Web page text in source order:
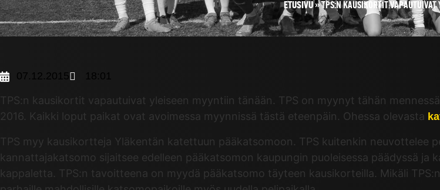
ETUSIVU»TPS:N KAUSIKORTIT VAPAUTUIVAT
07.12.2015 18:01
TPS:n kausikortit vapautuivat yleiseen myyntiin tänään. TPS on myynyt tähän
2016. Kaikki loput paikat ovat avoimessa myynnissä tästä eteenpäin. Ohessa olevasta
TPS myy kausikortteja Yläkentän katettuun pääkatsomoon. TPS kuitenkin neuvottelee
kannattajakatsomo sijaitsee edelleen pääkatsomon kaupungin puoleisessa päädyssä
kappaletta. TPS:n tavoitteena on myydä pääkatsomo täyteen kausikorteilla. Mikäli